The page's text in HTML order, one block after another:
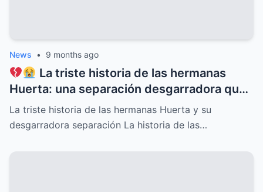
News • 9 months ago
La triste historia de las hermanas
Huerta: una separación desgarradora que
nadie vio venir, conflictos familiares
ocultos, secretos dolorosos y un drama
La triste historia de las hermanas Huerta y su
desgarradora separación La historia de las…